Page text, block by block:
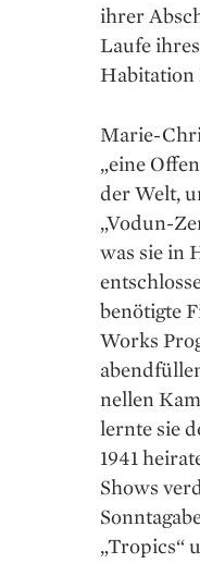
ihrer
Laufe
Habitation
Marie-
„eine
der Welt,
„Vodun-
was sie in
benötigte
Works
nellen
lernte sie
1941
Shows
„Tropics“